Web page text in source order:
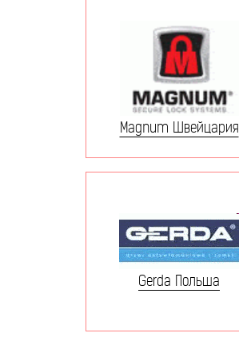
Magnum Швейцария
Gerda Польша